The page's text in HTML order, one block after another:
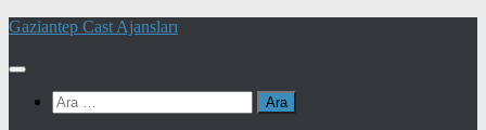
Skip
content
Gaziantep Cast Ajansları
Arama: